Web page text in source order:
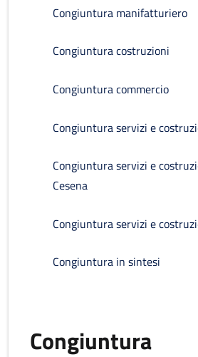
Congiuntura manifatturiero
Congiuntura costruzioni
Congiuntura commercio
Congiuntura servizi e
Congiuntura servizi e
Cesena
Congiuntura servizi e
Congiuntura in sintesi
Congiuntura